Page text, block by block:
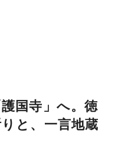
国寺」へ。徳
と、一言地蔵